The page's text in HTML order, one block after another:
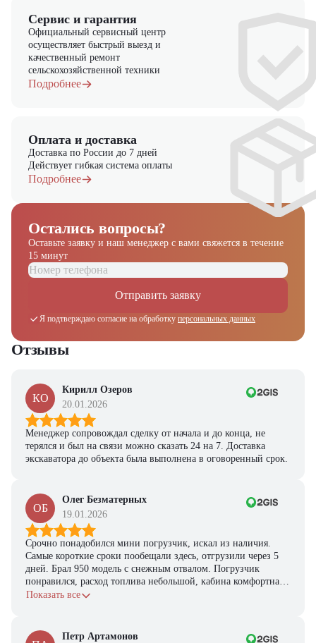
Сервис и гарантия
Официальный сервисный центр
осуществляет быстрый выезд и
качественный ремонт
сельскохозяйственной техники
Подробнее
Оплата и доставка
Доставка по России до 7 дней
Действует гибкая система оплаты
Подробнее
Остались вопросы?
Оставьте заявку и наш менеджер с вами свяжется в течение
15 минут
Отправить заявку
Я подтверждаю согласие на обработку персональных данных
Отзывы
КО
Кирилл Озеров
20.01.2026
Менеджер сопровождал сделку от начала и до конца, не
терялся и был на связи можно сказать 24 на 7. Доставка
экскаватора до объекта была выполнена в оговоренный срок.
ОБ
Олег Безматерных
19.01.2026
Срочно понадобился мини погрузчик, искал из наличия.
Самые короткие сроки пообещали здесь, отгрузили через 5
дней. Брал 950 модель с снежным отвалом. Погрузчик
понравился, расход топлива небольшой, кабина комфортная,
с задачами справляется.
Показать все
Петр Артамонов